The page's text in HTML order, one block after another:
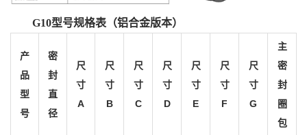
G10型号规格表（铝合金版本）
产
品
型
号
密
封
直
径
尺
寸
A
尺
寸
B
尺
寸
C
尺
寸
D
尺
寸
E
尺
寸
F
尺
寸
G
主
密
封
圈
包